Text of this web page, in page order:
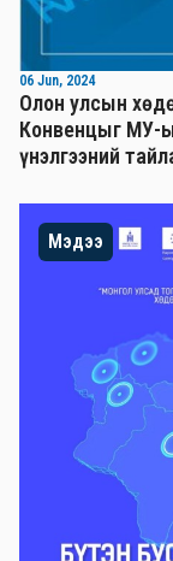
06 Jun, 2024
Олон улсын
Конвенцыг МУ-
үнэлгээний
Мэдээ